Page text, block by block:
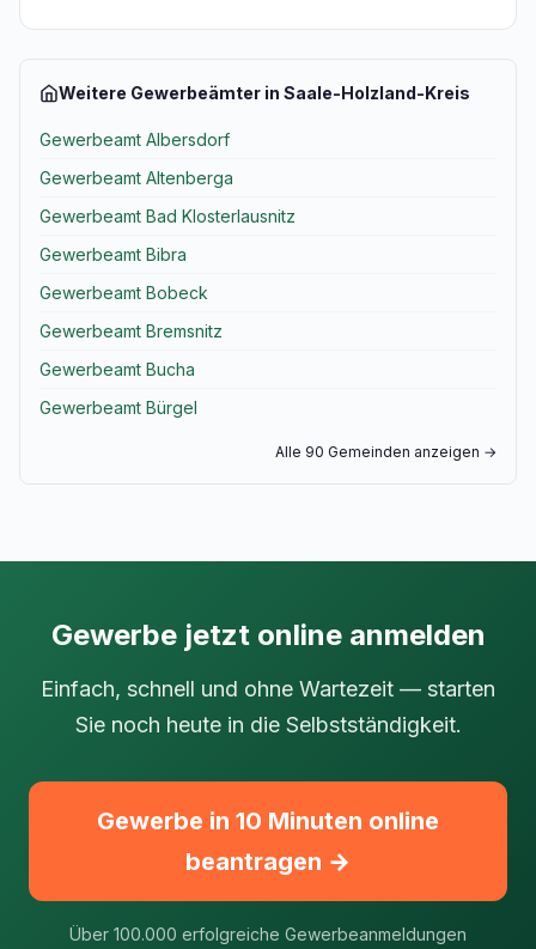
Weitere Gewerbeämter in Saale-Holzland-Kreis
Gewerbeamt Albersdorf
Gewerbeamt Altenberga
Gewerbeamt Bad Klosterlausnitz
Gewerbeamt Bibra
Gewerbeamt Bobeck
Gewerbeamt Bremsnitz
Gewerbeamt Bucha
Gewerbeamt Bürgel
Alle 90 Gemeinden anzeigen →
Gewerbe jetzt online anmelden
Einfach, schnell und ohne Wartezeit — starten
Sie noch heute in die Selbstständigkeit.
Gewerbe in 10 Minuten online
beantragen →
Über 100.000 erfolgreiche Gewerbeanmeldungen